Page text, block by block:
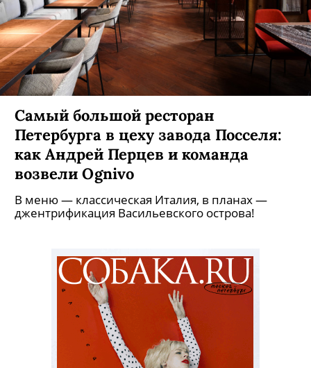
Самый большой ресторан
Петербурга в цеху завода Посселя:
как Андрей Перцев и команда
возвели Ognivo
В меню — классическая Италия, в планах —